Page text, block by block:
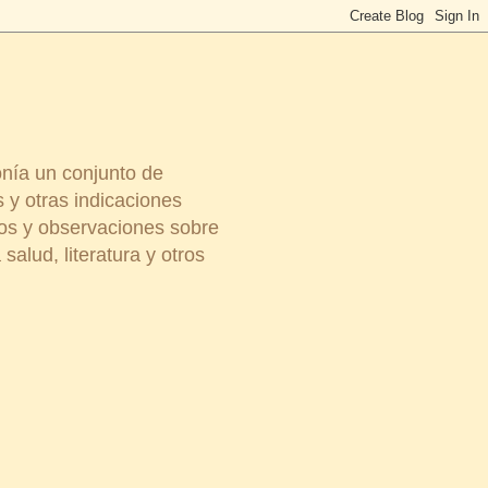
un conjunto de
y otras indicaciones
y observaciones sobre
literatura y otros